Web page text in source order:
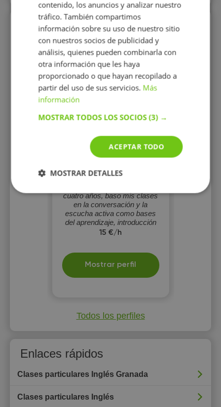
Perfiles vistos
Lucia Sosa
Inglesa y con máster en
Traducción Literaria, tengo
más de tres años de
experiencia enseñando
idioma. Mi formación en
cuatro años, baso mis clases
en la conversación y la
escucha activa como bases
del aprendizaje, introducción
de nuevo vocabulario y
15 €/h
Mostrar perfil
Todos los perfiles
Enlaces rápidos
Clases particulares Inglés Granada
Clases particulares Inglés
contenido, los anuncios y analizar nuestro
tráfico. También compartimos
información sobre su uso de nuestro sitio
con nuestros socios de publicidad y
análisis, quienes pueden combinarla con
otra información que les haya
proporcionado o que hayan recopilado a
partir del uso de sus servicios. Más
información
MOSTRAR TODOS LOS SOCIOS(3) →
ACEPTAR TODO
MOSTRAR DETALLES